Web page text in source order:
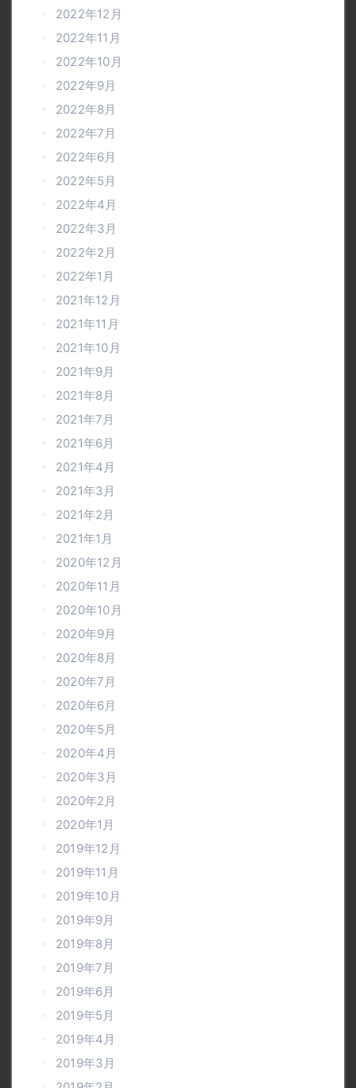
2022年12月
2022年11月
2022年10月
2022年9月
2022年8月
2022年7月
2022年6月
2022年5月
2022年4月
2022年3月
2022年2月
2022年1月
2021年12月
2021年11月
2021年10月
2021年9月
2021年8月
2021年7月
2021年6月
2021年4月
2021年3月
2021年2月
2021年1月
2020年12月
2020年11月
2020年10月
2020年9月
2020年8月
2020年7月
2020年6月
2020年5月
2020年4月
2020年3月
2020年2月
2020年1月
2019年12月
2019年11月
2019年10月
2019年9月
2019年8月
2019年7月
2019年6月
2019年5月
2019年4月
2019年3月